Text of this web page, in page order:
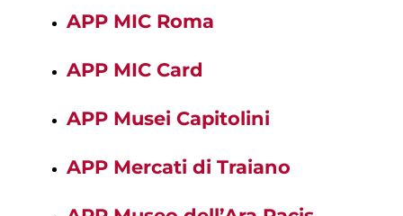
APP MIC Roma
APP MIC Card
APP Musei Capitolini
APP Mercati di Traiano